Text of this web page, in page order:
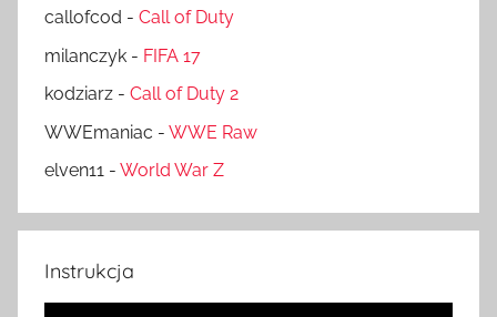
callofcod - Call of Duty
milanczyk - FIFA 17
kodziarz - Call of Duty 2
WWEmaniac - WWE Raw
elven11 - World War Z
Instrukcja